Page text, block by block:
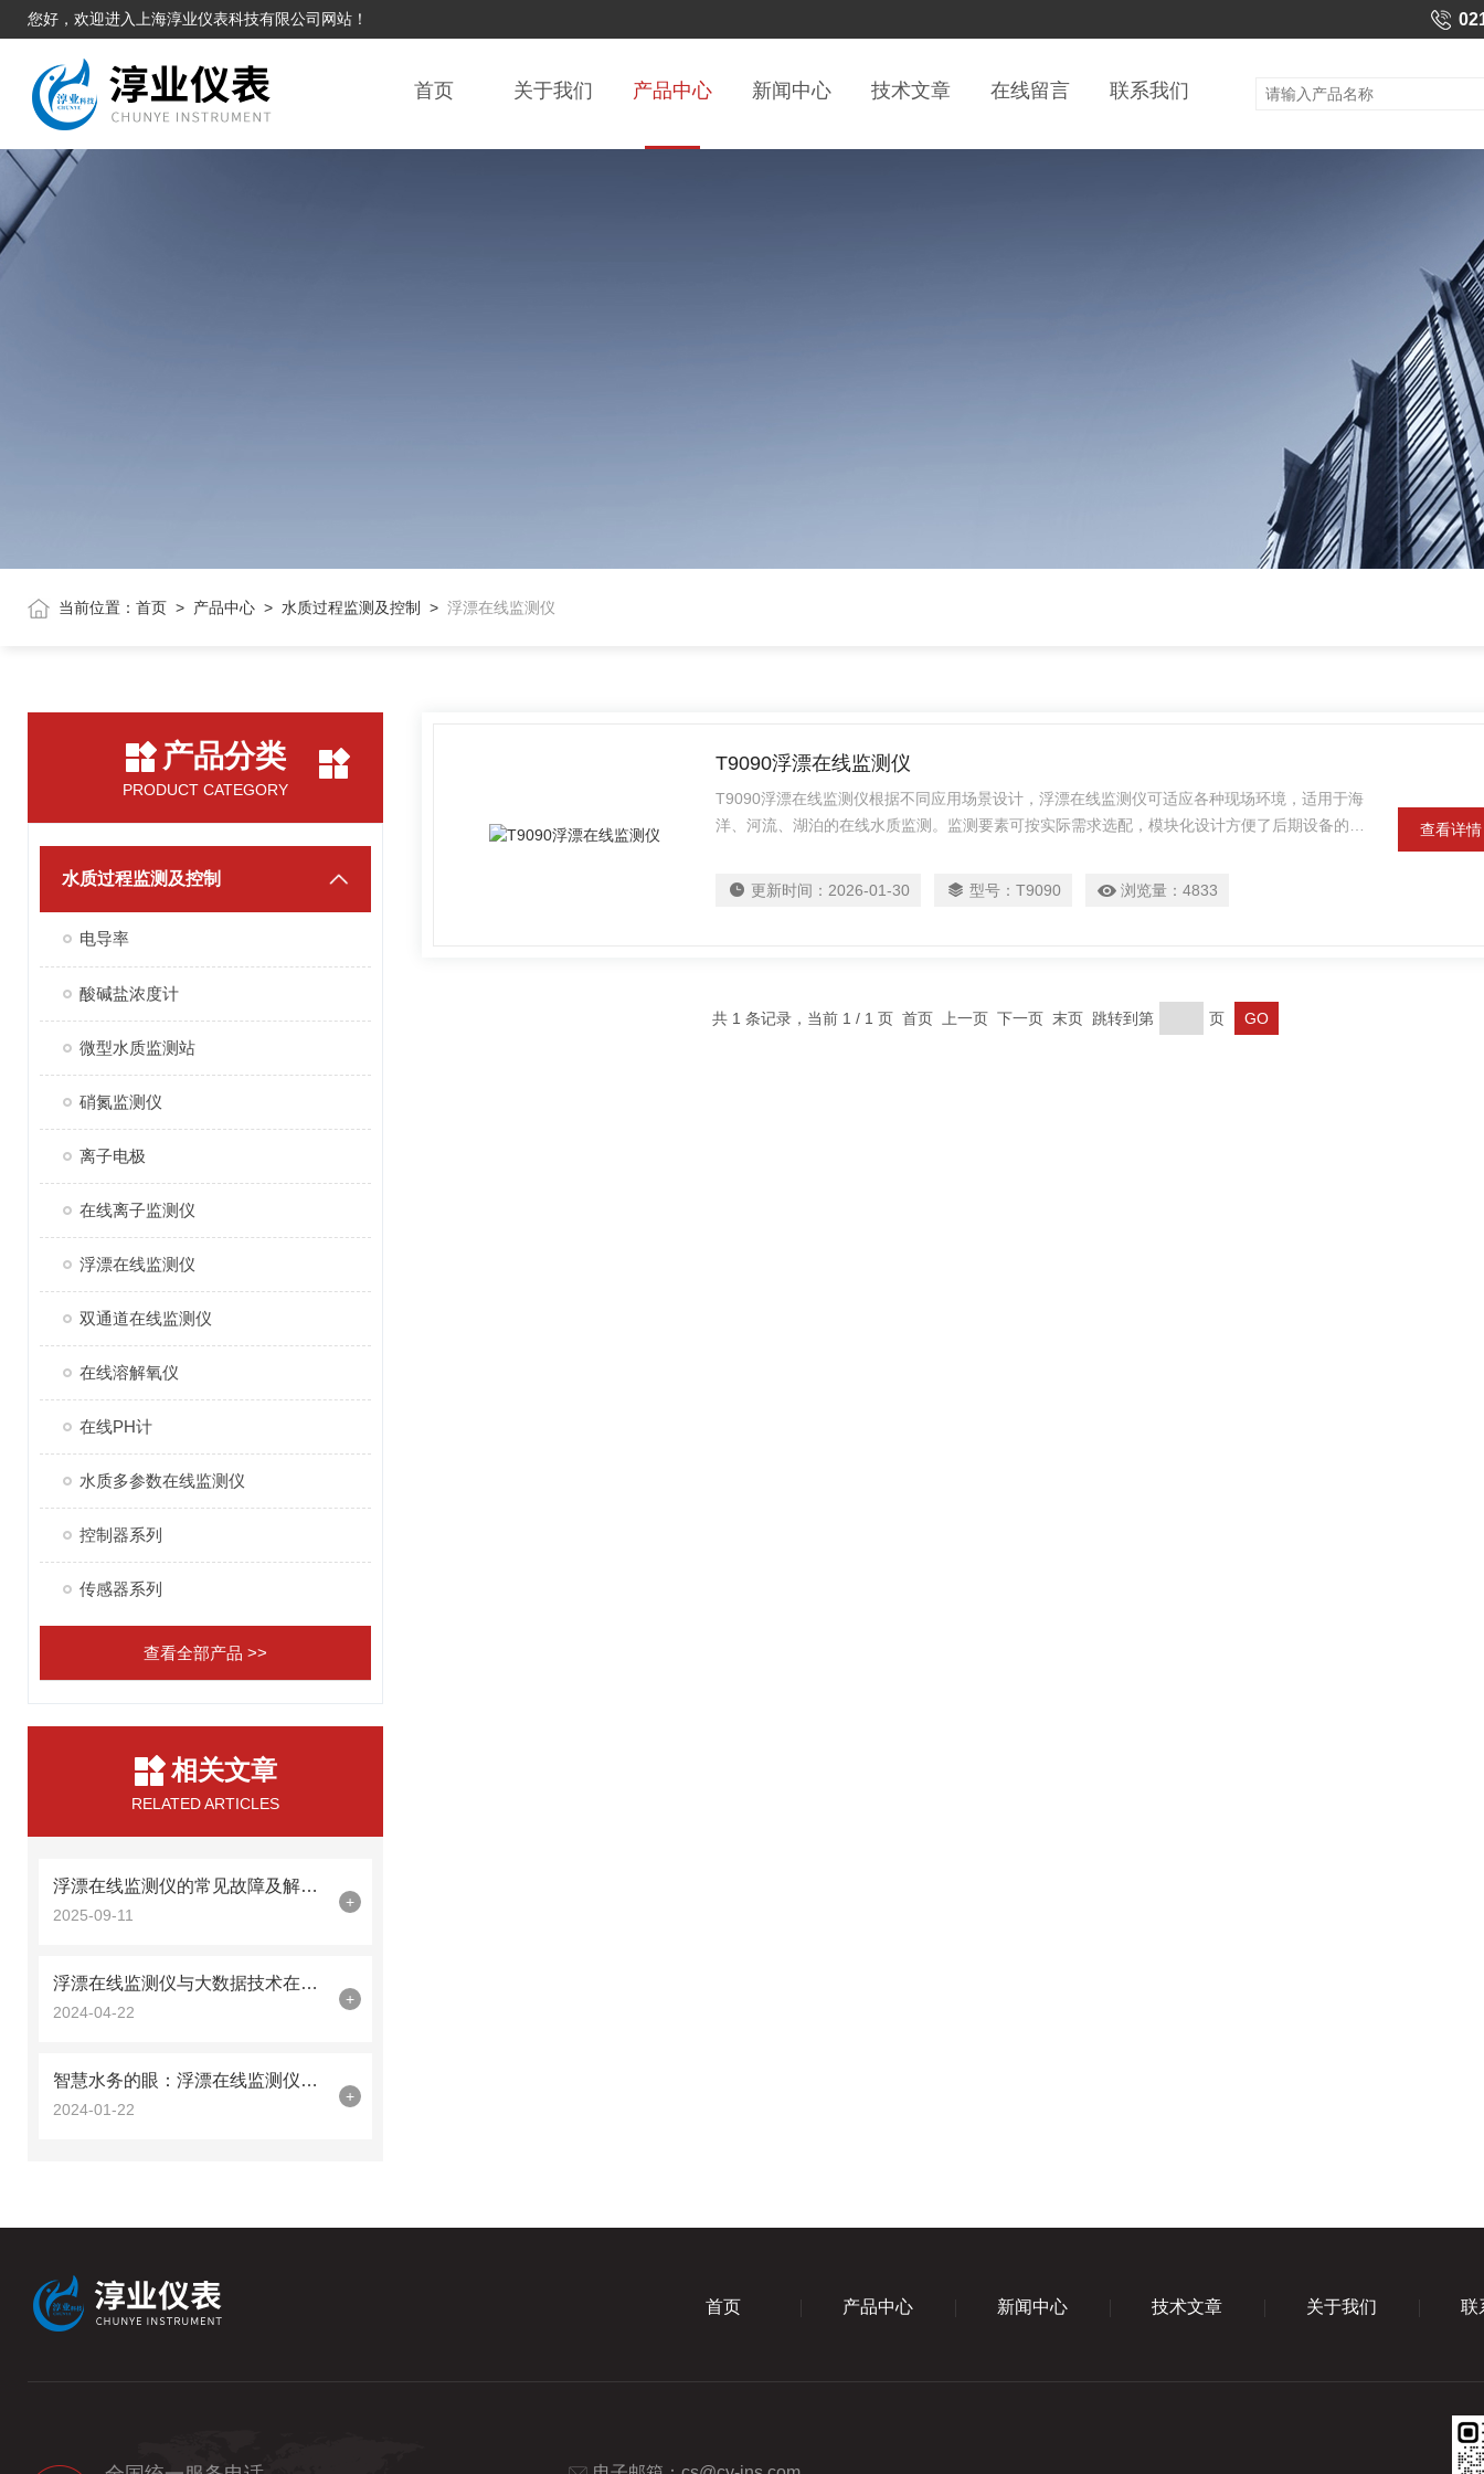
您好，欢迎进入上海淳业仪表科技有限公司网站！
首页 关于我们 产品中心 新闻中心 技术文章 在线留言 联系我们
当前位置： 首页 > 产品中心 > 水质过程监测及控制 > 浮漂在线监测仪
产品分类
PRODUCT CATEGORY
水质过程监测及控制
电导率
酸碱盐浓度计
微型水质监测站
硝氮监测仪
离子电极
在线离子监测仪
浮漂在线监测仪
双通道在线监测仪
在线溶解氧仪
在线PH计
水质多参数在线监测仪
控制器系列
传感器系列
查看全部产品 >>
相关文章
RELATED ARTICLES
浮漂在线监测仪的常见故障及解决方法？
2025-09-11
+
浮漂在线监测仪与大数据技术在水环境保护中的结合
2024-04-22
+
智慧水务的眼：浮漂在线监测仪在水环境监控中的角色
2024-01-22
+
T9090浮漂在线监测仪
T9090浮漂在线监测仪根据不同应用场景设计，浮漂在线监测仪可适应各种现场环境，适用于海
洋、河流、湖泊的在线水质监测。监测要素可按实际需求选配，模块化设计方便了后期设备的调
更新时间： 2026-01-30 型号：T9090 浏览量： 4833
查看详情
共 1 条记录，当前 1 / 1 页 首页 上一页 下一页 末页 跳转到第 页
首页 产品中心 新闻中心 技术文章 关于我们 联